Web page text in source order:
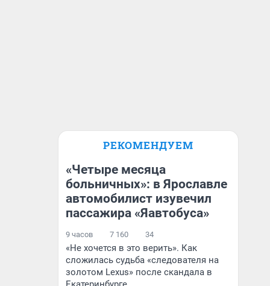
РЕКОМЕНДУЕМ
«Четыре месяца
больничных»: в Ярославле
автомобилист изувечил
пассажира «Яавтобуса»
9 часов 7 160 34
«Не хочется в это верить». Как
сложилась судьба «следователя на
золотом Lexus» после скандала в